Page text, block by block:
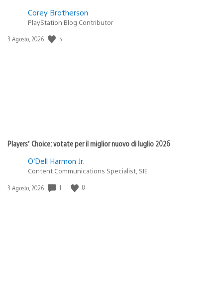
Corey Brotherson
PlayStation Blog Contributor
Data
3 Agosto, 2026 5
Players’ Choice: votate per il miglior nuovo di luglio 2026
O’Dell Harmon Jr.
Content Communications Specialist, SIE
Data
3 Agosto, 2026 1 8